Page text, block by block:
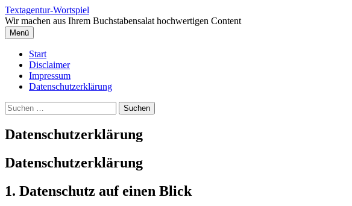
Springe
zum
Inhalt
Textagentur-Wortspiel
Wir machen aus Ihrem Buchstabensalat hochwertigen Content
Menü
Start
Disclaimer
Impressum
Datenschutzerklärung
Suchen
nach:
Datenschutzerklärung
Datenschutzerklärung
1. Datenschutz auf einen Blick